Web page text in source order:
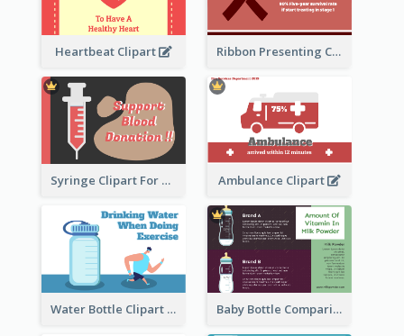
Heartbeat Clipart Ribbon Presenting Cancer
Syringe Clipart For Blood Donation Ambulance Clipart
Water Bottle Clipart Baby Bottle Comparison Information